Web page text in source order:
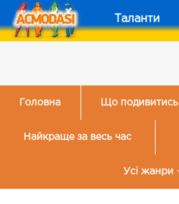
Таланти
Головна Що подивитись
Найкраще за весь час
Усі жанри